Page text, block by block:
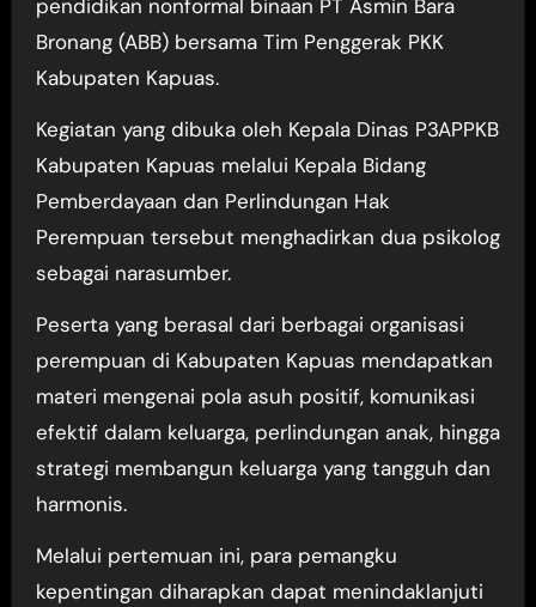
pendidikan nonformal binaan PT Asmin Bara
Bronang (ABB) bersama Tim Penggerak PKK
Kabupaten Kapuas.
Kegiatan yang dibuka oleh Kepala Dinas P3APPKB
Kabupaten Kapuas melalui Kepala Bidang
Pemberdayaan dan Perlindungan Hak
Perempuan tersebut menghadirkan dua psikolog
sebagai narasumber.
Peserta yang berasal dari berbagai organisasi
perempuan di Kabupaten Kapuas mendapatkan
materi mengenai pola asuh positif, komunikasi
efektif dalam keluarga, perlindungan anak, hingga
strategi membangun keluarga yang tangguh dan
harmonis.
Melalui pertemuan ini, para pemangku
kepentingan diharapkan dapat menindaklanjuti